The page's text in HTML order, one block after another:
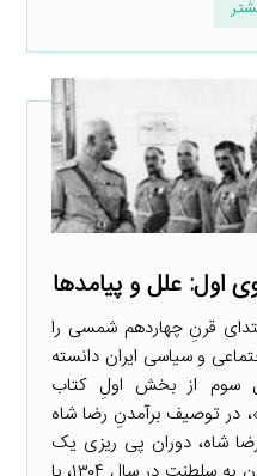
اول: علل و پیامدها
قرنِ چهاردهم شمسی را
و سیاسی ایران دانسته
سوم از بخش اولِ کتاب
در توصیف برآمدنِ رضا شاه
شاه، دوران پی ریزی یک